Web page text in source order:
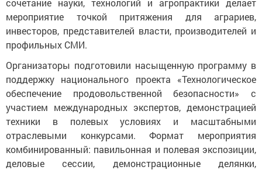
сочетание науки, технологий и агропрактики делает
мероприятие точкой притяжения для аграриев,
инвесторов, представителей власти, производителей и
профильных СМИ.
Организаторы подготовили насыщенную программу в
поддержку национального проекта «Технологическое
обеспечение продовольственной безопасности» с
участием международных экспертов, демонстрацией
техники в полевых условиях и масштабными
отраслевыми конкурсами. Формат мероприятия
комбинированный: павильонная и полевая экспозиции,
деловые сессии, демонстрационные делянки,